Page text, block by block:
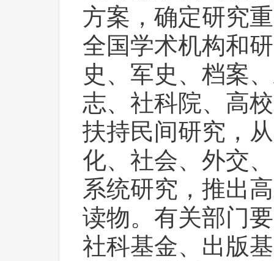
方案，确定研究
全国学术机构和
史、军史、档案
志、社科院、高
扶持民间研究，
化、社会、外交
系统研究，推出
读物。有关部门
社科基金、出版